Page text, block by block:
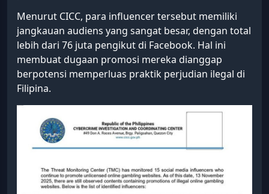
Menurut CICC, para influencer tersebut memiliki
jangkauan audiens yang sangat besar, dengan total
lebih dari 76 juta pengikut di Facebook. Hal ini
membuat dugaan promosi mereka dianggap
berpotensi memperluas praktik perjudian ilegal di
Filipina.